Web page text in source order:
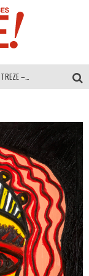
MULTIOFICINAS / AMOBLARE / TREZE – Especial Interiorismo & Decoración 2026
COLINEAL – Especial Interiorismo & Decoración 2026
ADRIANA HOYOS DESIGN STUDIO – Especial Interiorismo & Decoración 2026